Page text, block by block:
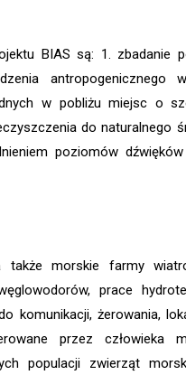
BIAS są: 1. zbadanie
antropogenicznego
w pobliżu miejsc o
do naturalnego
poziomów
także morskie farmy
prace
komunikacji, żerowania,
przez człowieka
populacji zwierząt